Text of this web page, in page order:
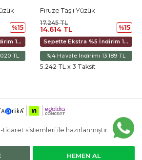
HEMEN AL
%15
Sepette Ekstra %5 İndirim 11.480 TL
TL
Firuze Taşlı Yüzük
14.614 TL
17.245 TL
%15
Sepette Ekstra %5 İndirim 13.738 TL
%4 Havale İndirimi 13.189 TL
5.242 TL x 3 Taksit
sistemleri ile hazırlanmıştır.